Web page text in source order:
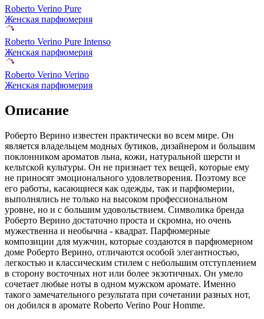
Roberto Verino Pure
Женская парфюмерия
Roberto Verino Pure Intenso
Женская парфюмерия
Roberto Verino Verino
Женская парфюмерия
Описание
Роберто Верино известен практически во всем мире. Он
является владельцем модных бутиков, дизайнером и большим
поклонником ароматов льна, кожи, натуральной шерсти и
кельтской культуры. Он не признает тех вещей, которые ему
не приносят эмоционального удовлетворения. Поэтому все
его работы, касающиеся как одежды, так и парфюмерии,
выполнялись не только на высоком профессиональном
уровне, но и с большим удовольствием. Символика бренда
Роберто Верино достаточно проста и скромна, но очень
мужественна и необычна - квадрат. Парфюмерные
композиции для мужчин, которые создаются в парфюмерном
доме Роберто Верино, отличаются особой элегантностью,
легкостью и классическим стилем с небольшим отступлением
в сторону восточных нот или более экзотичных. Он умело
сочетает любые ноты в одном мужском аромате. Именно
такого замечательного результата при сочетании разных нот,
он добился в аромате Roberto Verino Pour Homme.